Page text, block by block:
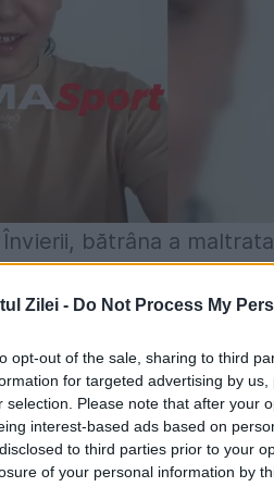
Zilei - Do Not Process My
opt-out of the sale, sharing to third
for targeted advertising by
selection. Please note that after your
interest-based ads based on
to third parties prior to your
of your personal information by
bătrâna a
violatorul a intrat peste
femeia de 90 ani a
violuri